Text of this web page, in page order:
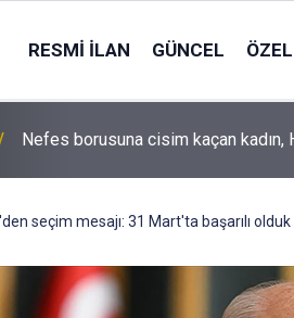
RESMI İLAN GÜNCEL
Nefes borusuna cisim kaçan kadın,
seçim mesajı: 31 Mart'ta başarılı olduk